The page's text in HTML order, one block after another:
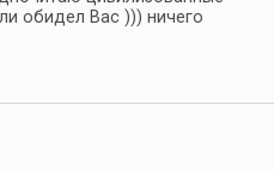
обидел Вас ))) ничего